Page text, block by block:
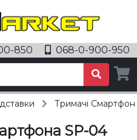
850 068-0-900-950
Тримачі
SP-04